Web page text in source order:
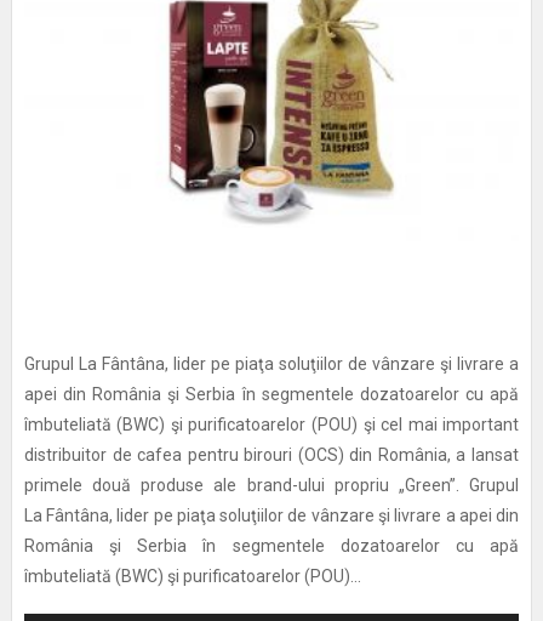
Grupul La Fântâna, lider pe piaţa soluţiilor de vânzare şi livrare a
apei din România şi Serbia în segmentele dozatoarelor cu apă
îmbuteliată (BWC) şi purificatoarelor (POU) şi cel mai important
distribuitor de cafea pentru birouri (OCS) din România, a lansat
primele două produse ale brand-ului propriu „Green”. Grupul
La Fântâna, lider pe piaţa soluţiilor de vânzare şi livrare a apei din
România şi Serbia în segmentele dozatoarelor cu apă
îmbuteliată (BWC) şi purificatoarelor (POU)...